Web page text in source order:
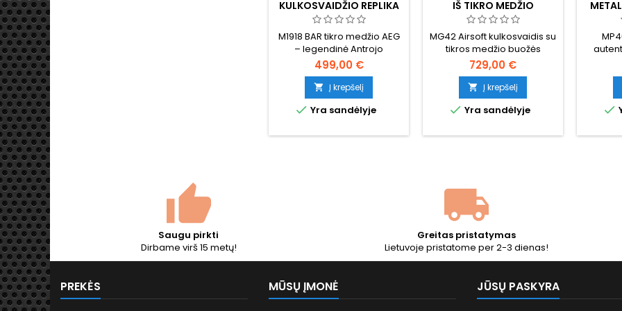
KULKOSVAIDŽIO REPLIKA
– TIKRAS MEDIS
M1918 BAR tikro medžio AEG
– legendinė Antrojo
pasaulinio karo Browning
automatinio šautuvo
replika. Pilnas metalas,
tikras tamsintas medis, 6,4
kg svoris, plieninis dvikojis
Geriausia istorinė airsoft
499,00 €
 Į krepšelį
 Yra sandėlyje
IŠ TIKRO MEDŽIO
MG42 Airsoft kulkosvaidis su
tikros medžio buožės
729,00 €
 Į krepšelį
 Yra sandėlyje
pilno

Saugu pirkti
Dirbame virš 15 metų!
Greitas pristatymas
Lietuvoje pristatome per 2-3 dienas!
PREKĖS MŪSŲ ĮMONĖ JŪSŲ PASKYRA